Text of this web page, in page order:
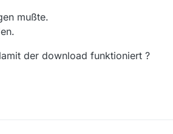
mußte.
der download funktioniert ?